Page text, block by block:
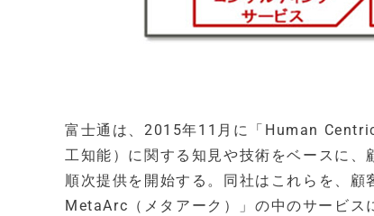
富士通は、2015年11月に「Human
工知能）に関する知見や技術をベースに
順次提供を開始する。同社はこれらを、
MetaArc（メタアーク）」の中のサービス